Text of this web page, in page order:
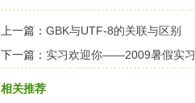
上一篇： GBK与UTF-8的关联与区别
下一篇： 实习欢迎你——2009暑假实习
相关推荐